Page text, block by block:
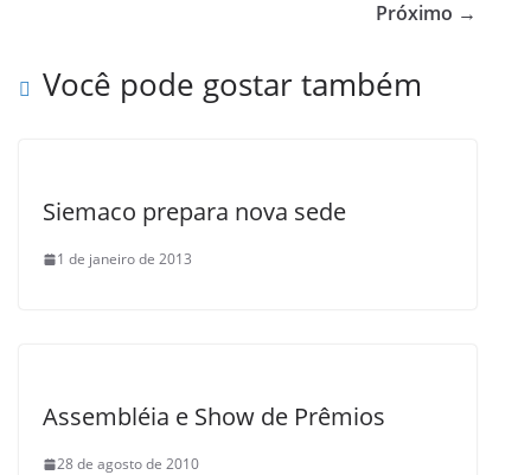
o
Próximo →
Você pode gostar também
Siemaco prepara nova sede
1 de janeiro de 2013
Assembléia e Show de Prêmios
28 de agosto de 2010